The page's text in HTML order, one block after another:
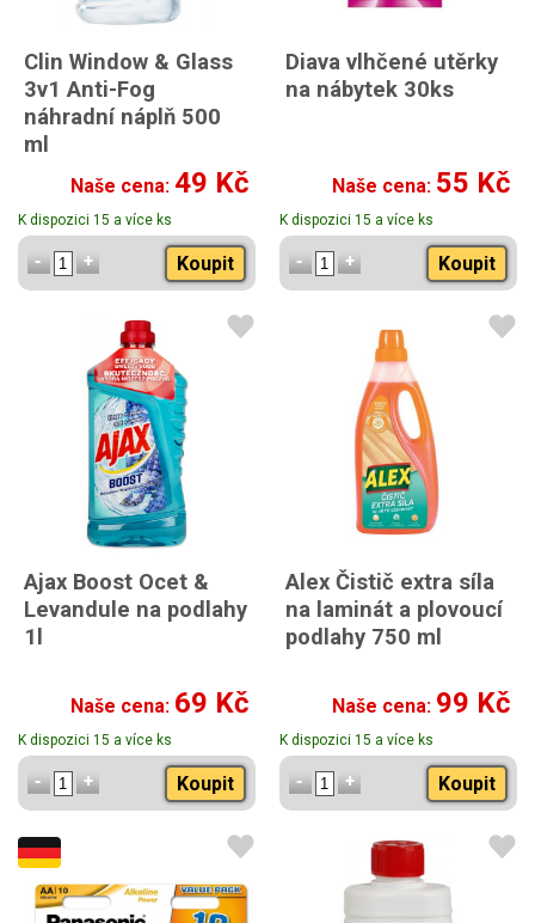
Clin Window & Glass
3v1 Anti-Fog
náhradní náplň 500
ml
Naše cena: 49 Kč
K dispozici 15 a více ks
Koupit
Diava vlhčené utěrky
na nábytek 30ks
Naše cena: 55 Kč
K dispozici 15 a více ks
Koupit
Ajax Boost Ocet &
Levandule na podlahy
1l
Naše cena: 69 Kč
K dispozici 15 a více ks
Koupit
Alex Čistič extra síla
na laminát a plovoucí
podlahy 750 ml
Naše cena: 99 Kč
K dispozici 15 a více ks
Koupit